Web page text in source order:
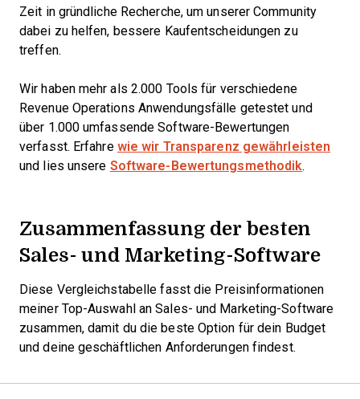
Zeit in gründliche Recherche, um unserer Community
dabei zu helfen, bessere Kaufentscheidungen zu
treffen.
Wir haben mehr als 2.000 Tools für verschiedene
Revenue Operations Anwendungsfälle getestet und
über 1.000 umfassende Software-Bewertungen
verfasst. Erfahre wie wir Transparenz gewährleisten
und lies unsere Software-Bewertungsmethodik.
Zusammenfassung der besten
Sales- und Marketing-Software
Diese Vergleichstabelle fasst die Preisinformationen
meiner Top-Auswahl an Sales- und Marketing-Software
zusammen, damit du die beste Option für dein Budget
und deine geschäftlichen Anforderungen findest.